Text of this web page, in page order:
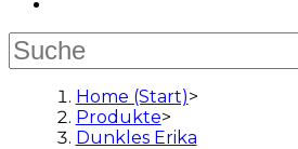
Home (Start)>
Produkte>
Dunkles Erika